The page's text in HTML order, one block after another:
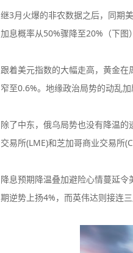
继3月火爆的非农数据之后，同期
加息概率从50%骤降至20%（下图
跟着美元指数的大幅走高，黄金
窄至0.6%。地缘政治局势的动乱
除了中东，俄乌局势也没有降温
交易所(LME)和芝加哥商业交易所
降息预期降温叠加避险心情蔓延
期逆势上扬4%，而英伟达则接连三
CPT Markets
英国FCA全牌照
（MM）
VT Markets平
澳大利亚ASIC投资
牌照
口碑评分：9.03
塞浦路斯CYSEC全牌
（MM）